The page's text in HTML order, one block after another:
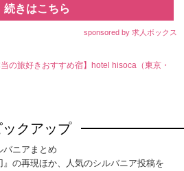
続きはこちら
sponsored by 求人ボックス
当の旅好きおすすめ宿】hotel hisoca（東京・
ックアップ
バニアまとめ
』の再現ほか、人気のシルバニア投稿を